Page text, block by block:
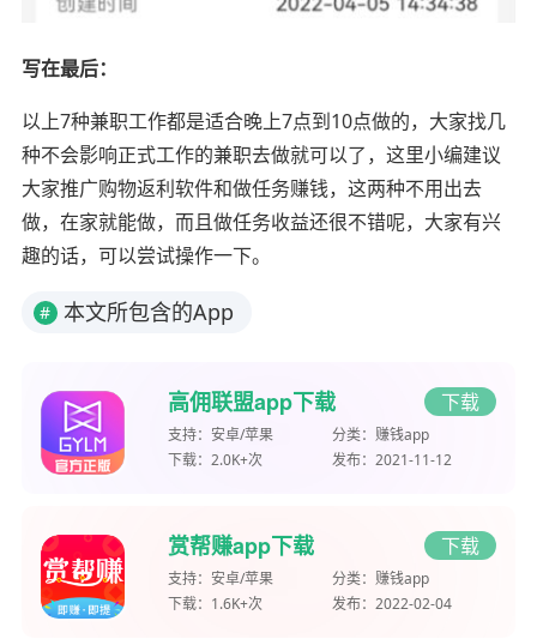
写在最后：
以上7种兼职工作都是适合晚上7点到10点做的，大家找几
种不会影响正式工作的兼职去做就可以了，这里小编建议
大家推广购物返利软件和做任务赚钱，这两种不用出去
做，在家就能做，而且做任务收益还很不错呢，大家有兴
趣的话，可以尝试操作一下。
# 本文所包含的App
高佣联盟app下载 下载
支持： 安卓/苹果 分类： 赚钱app
下载： 2.0K+次 发布： 2021-11-12
赏帮赚app下载 下载
支持： 安卓/苹果 分类： 赚钱app
下载： 1.6K+次 发布： 2022-02-04